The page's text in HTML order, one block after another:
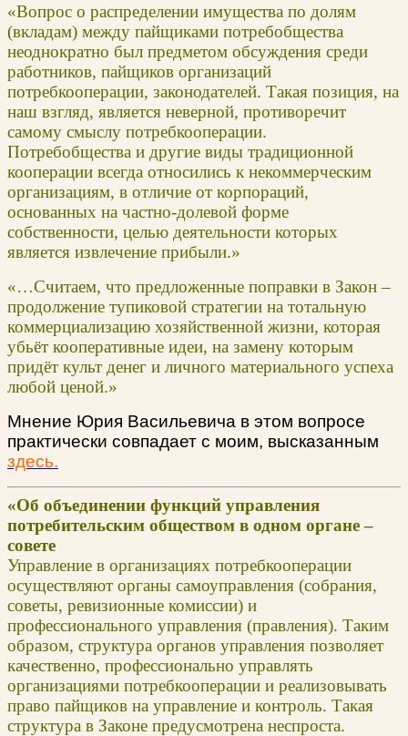
«Вопрос о распределении имущества по долям
(вкладам) между пайщиками потребобщества
неоднократно был предметом обсуждения среди
работников, пайщиков организаций
потребкооперации, законодателей. Такая позиция, на
наш взгляд, является неверной, противоречит
самому смыслу потребкооперации.
Потребобщества и другие виды традиционной
кооперации всегда относились к некоммерческим
организациям, в отличие от корпораций,
основанных на частно-долевой форме
собственности, целью деятельности которых
является извлечение прибыли.»
«…Считаем, что предложенные поправки в Закон –
продолжение тупиковой стратегии на тотальную
коммерциализацию хозяйственной жизни, которая
убьёт кооперативные идеи, на замену которым
придёт культ денег и личного материального успеха
любой ценой.»
Мнение Юрия Васильевича в этом вопросе
практически совпадает с моим, высказанным
здесь.
«Об объединении функций управления
потребительским обществом в одном органе –
совете
Управление в организациях потребкооперации
осуществляют органы самоуправления (собрания,
советы, ревизионные комиссии) и
профессионального управления (правления). Таким
образом, структура органов управления позволяет
качественно, профессионально управлять
организациями потребкооперации и реализовывать
право пайщиков на управление и контроль. Такая
структура в Законе предусмотрена неспроста.